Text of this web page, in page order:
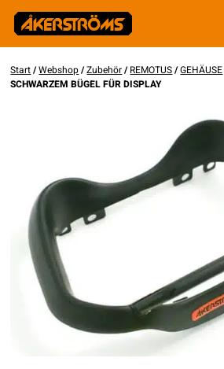
Start/Webshop/Zubehör/REMOTUS/GEHÄUSE
SCHWARZEM BÜGEL FÜR DISPLAY